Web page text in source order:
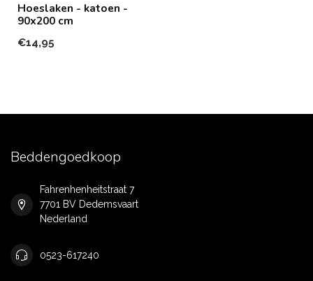
Hoeslaken - katoen -
90x200 cm
€14,95
Beddengoedkoop
Fahrenhenheitstraat 7
7701 BV Dedemsvaart
Nederland
0523-617240